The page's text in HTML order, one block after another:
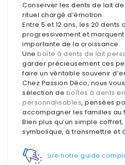
Déco
asiatique
Déco
pour
collectionneurs
Idées
cadeaux
pour...
Conserver les dents de lait
rituel chargé d’émotion.
Entre 5 et 12 ans, les 20
progressivement et
importante de la croissance.
Une boîte à dents de lait
garder précieusement ces
faire un véritable souvenir
Chez Passion Déco, nous
sélection de boîtes à dents
personnalisables, pensées
accompagner les familles au
Bien plus qu’un simple coffret,
symbolique, à transmettre et
Lire notre guide